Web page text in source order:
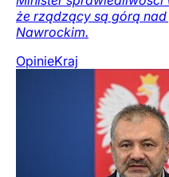
że rządzący są górą
Nawrockim.
OpinieKraj